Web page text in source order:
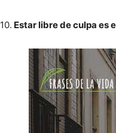
10. Estar libre de culpa es